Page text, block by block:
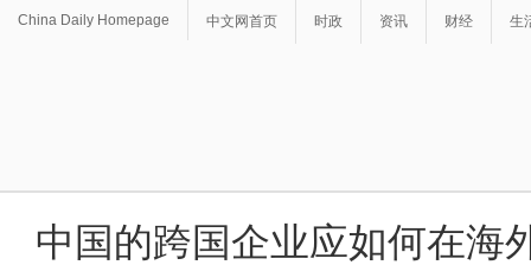
China Daily Homepage 中文网首页 时政 资讯 财经 生
中国的跨国企业应如何在海